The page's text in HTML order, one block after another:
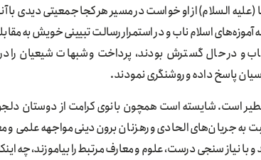
السلام) از او خواست در مسیر هر کجا جمعیتی دیدی با
اسلام ناب و در استمرار رسالت تبیینی خویش به
و در حال گسترش بودند، پرداخت و شبهات شیعیان را
پاسخ داده و روشنگری نمودند.
است. شایسته است همچون بانوی کرامت از دوستان
به جریان‌های الحادی و رهزنان برون‌دینی مواجهه علمی و
نیاز سنجی درست، علوم و معارف مرتبط را بیاموزند، چه اینکه